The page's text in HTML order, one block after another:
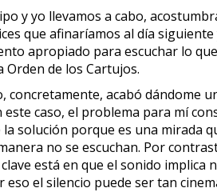
y yo llevamos a cabo,
que afinaríamos al día
apropiado para escuchar lo
de los Cartujos.
acabó dándome
caso, el problema para mí
solución porque es una mirada
no se escuchan. Por
está en que el sonido
el silencio puede ser tan